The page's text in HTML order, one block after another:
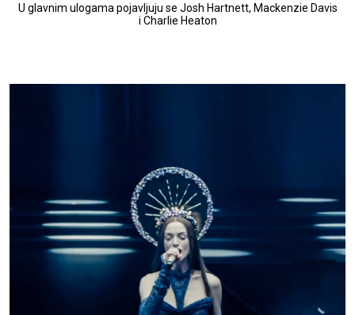
U glavnim ulogama pojavljuju se Josh Hartnett, Mackenzie Davis
i Charlie Heaton